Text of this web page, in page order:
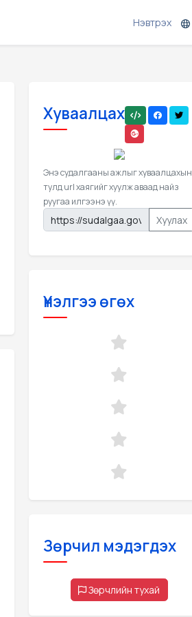
Нэвтрэх
Хуваалцах
Энэ судалгааны ажлыг хуваалцахын
тулд url хаягийг хуулж аваад найз
руугаа илгээнэ үү.
Хуулах
Үнэлгээ өгөх
Зөрчил мэдэгдэх
Зөрчлийн тухай